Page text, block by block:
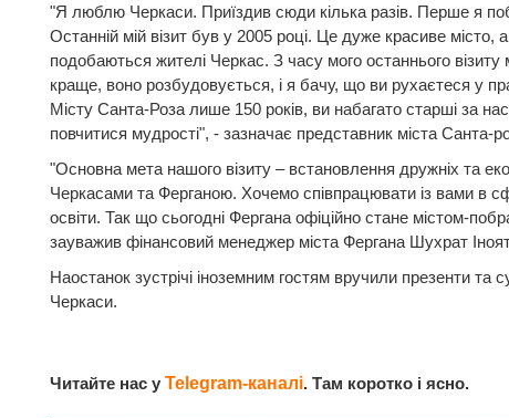
"Я люблю Черкаси. Приїздив сюди кілька разів. Перше я
Останній мій візит був у 2005 році. Це дуже красиве місто,
подобаються жителі Черкас. З часу мого останнього візиту
краще, воно розбудовується, і я бачу, що ви рухаєтеся у
Місту Санта-Роза лише 150 років, ви набагато старші за
повчитися мудрості", - зазначає представник міста Санта-
"Основна мета нашого візиту – встановлення дружніх та
Черкасами та Ферганою. Хочемо співпрацювати із вами в
освіти. Так що сьогодні Фергана офіційно стане містом-
зауважив фінансовий менеджер міста Фергана Шухрат
Наостанок зустрічі іноземним гостям вручили презенти та
Черкаси.
Читайте нас у Telegram-каналі. Там коротко і ясно.